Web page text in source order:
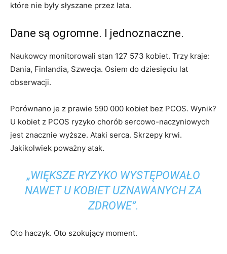
które nie były słyszane przez lata.
Dane są ogromne. I jednoznaczne.
Naukowcy monitorowali stan 127 573 kobiet. Trzy kraje:
Dania, Finlandia, Szwecja. Osiem do dziesięciu lat
obserwacji.
Porównano je z prawie 590 000 kobiet bez PCOS. Wynik?
U kobiet z PCOS ryzyko chorób sercowo-naczyniowych
jest znacznie wyższe. Ataki serca. Skrzepy krwi.
Jakikolwiek poważny atak.
„WIĘKSZE RYZYKO WYSTĘPOWAŁO
NAWET U KOBIET UZNAWANYCH ZA
ZDROWE”.
Oto haczyk. Oto szokujący moment.